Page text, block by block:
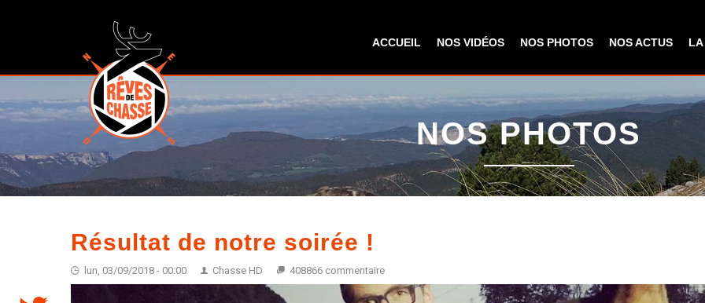
principal
ACCUEIL NOS VIDÉOS NOS PHOTOS NOS ACTUS LA
NOS PHOTOS
Résultat de notre soirée !
lun, 03/09/2018 - 00:00 Chasse HD 408866 commentaire